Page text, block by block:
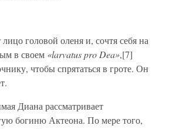
головой оленя и, сочтя себя на
в своем «larvatus pro Dea»,[7]
чтобы спрятаться в гроте. Он
Диана рассматривает
богиню Актеона. По мере того,